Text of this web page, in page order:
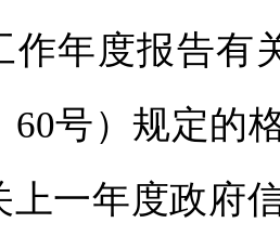
作年度报告有
60号）规定的
上一年度政府